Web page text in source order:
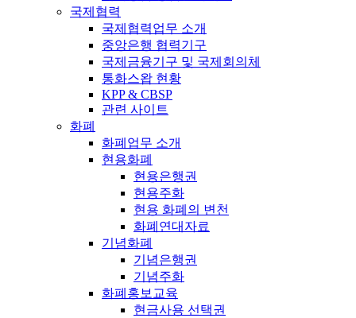
국제협력
국제협력업무 소개
중앙은행 협력기구
국제금융기구 및 국제회의체
통화스왑 현황
KPP & CBSP
관련 사이트
화폐
화폐업무 소개
현용화폐
현용은행권
현용주화
현용 화폐의 변천
화폐연대자료
기념화폐
기념은행권
기념주화
화폐홍보교육
현금사용 선택권